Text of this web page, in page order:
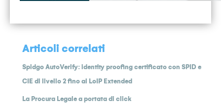
Articoli correlati
Spidgo AutoVerify: identity proofing certificato con SPID e
CIE di livello 2 fino al LoIP Extended
La Procura Legale a portata di click